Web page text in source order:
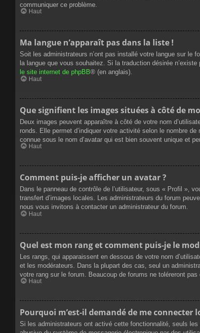
communiquer ce problème.
Haut
Ma langue n’apparaît pas dans la liste !
Soit les administrateurs n’ont pas installé votre langue sur le
la langue que vous souhaitez. Si la traduction désirée
le site internet de phpBB® (en anglais).
Haut
Que signifient les images situées à côté de
Deux images peuvent apparaître à côté de votre nom
ronds. Elle permet d’indiquer votre activité selon le nombre
connue sous le nom d’avatar qui est bien souvent unique et
Haut
Comment puis-je afficher un avatar ?
Dans le panneau de contrôle de l’utilisateur, sous « Profil »,
transfert d’images locales. Les administrateurs du forum
nous vous invitons à contacter un administrateur du forum.
Haut
Quel est mon rang et comment puis-je le
Les rangs, qui apparaissent en dessous de votre nom
et les modérateurs. Dans la plupart des cas, seul un
votre rang sur le forum. Beaucoup de forums ne toléreront
Haut
Pourquoi m’est-il demandé de me
Si les administrateurs ont activé cette fonctionnalité, seuls